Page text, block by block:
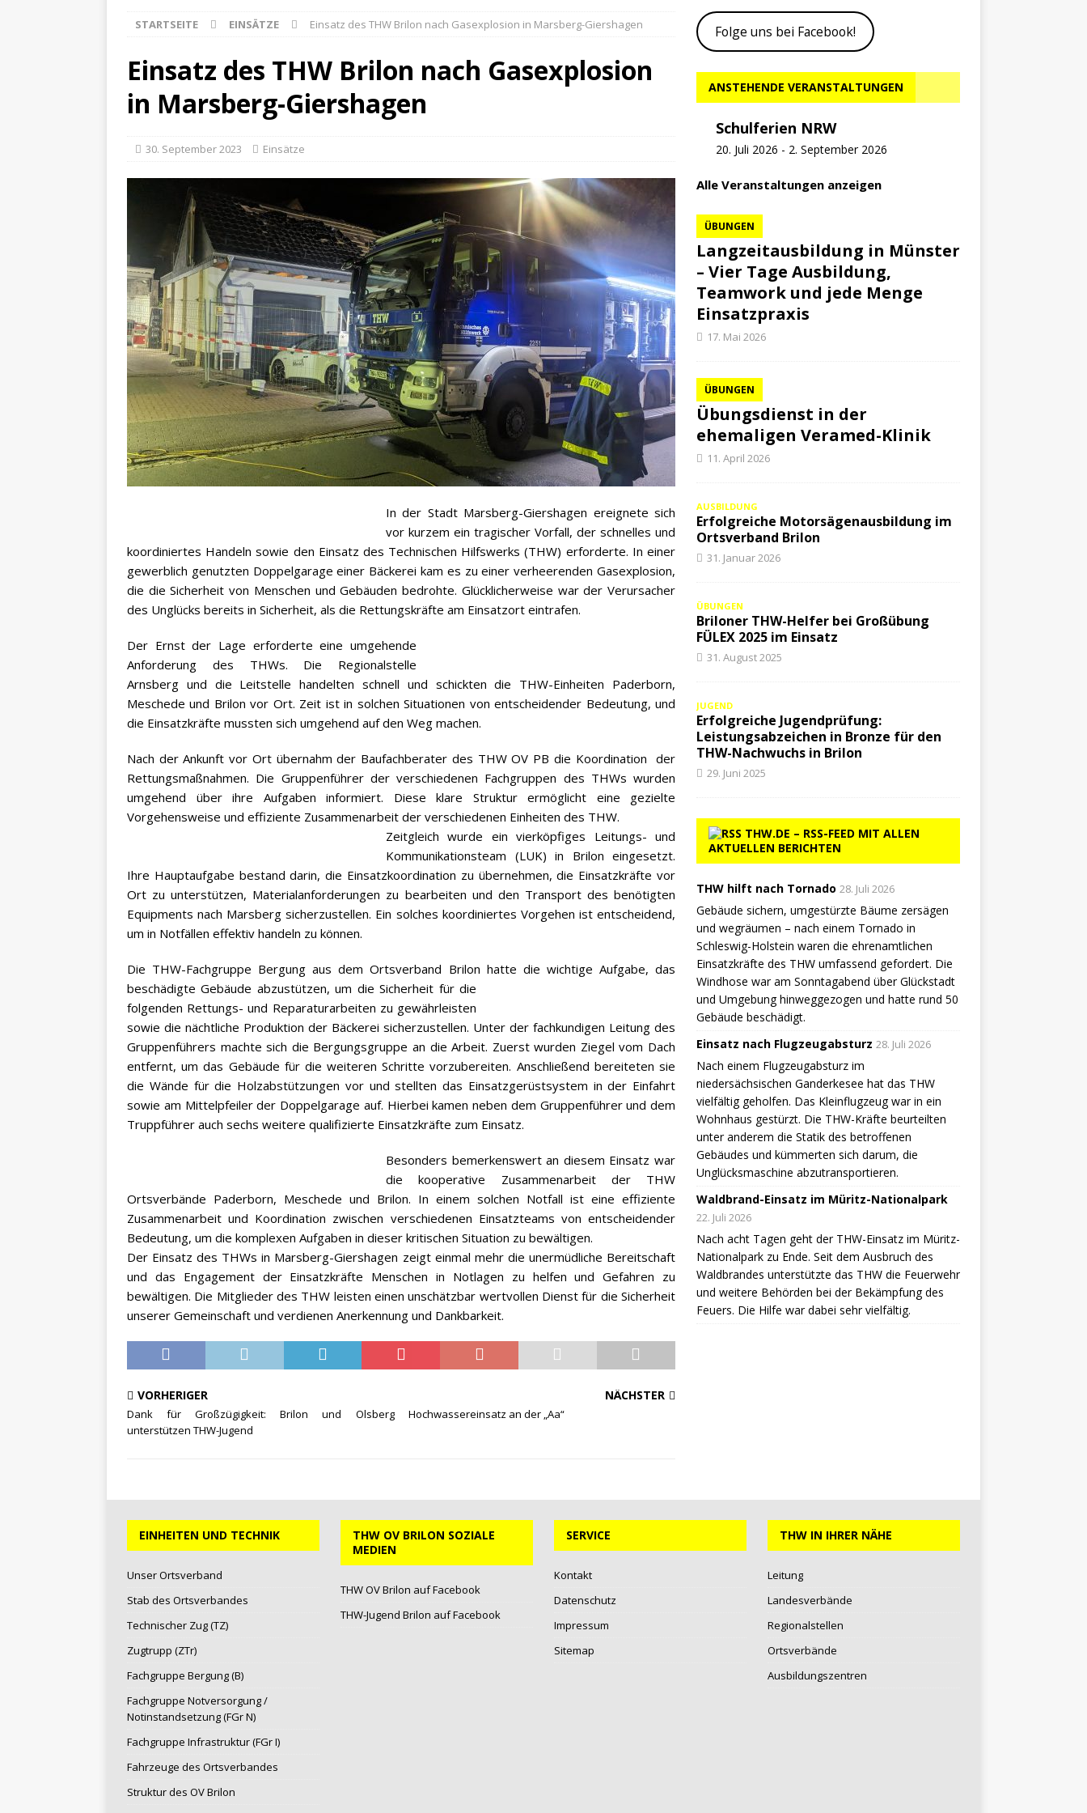
STARTSEITE EINSÄTZE Einsatz des THW Brilon nach Gasexplosion in Marsberg-Giershagen
Einsatz des THW Brilon nach Gasexplosion
in Marsberg-Giershagen
30. September 2023 Einsätze
In der Stadt Marsberg-Giershagen ereignete sich
vor kurzem ein tragischer Vorfall, der schnelles und
koordiniertes Handeln sowie den Einsatz des Technischen Hilfswerks (THW) erforderte. In einer
gewerblich genutzten Doppelgarage einer Bäckerei kam es zu einer verheerenden Gasexplosion,
die die Sicherheit von Menschen und Gebäuden bedrohte. Glücklicherweise war der Verursacher
des Unglücks bereits in Sicherheit, als die Rettungskräfte am Einsatzort eintrafen.
Der Ernst der Lage erforderte eine umgehende
Anforderung des THWs. Die Regionalstelle
Arnsberg und die Leitstelle handelten schnell und schickten die THW-Einheiten Paderborn,
Meschede und Brilon vor Ort. Zeit ist in solchen Situationen von entscheidender Bedeutung, und
die Einsatzkräfte mussten sich umgehend auf den Weg machen.
Nach der Ankunft vor Ort übernahm der Baufachberater des THW OV PB die Koordination der
Rettungsmaßnahmen. Die Gruppenführer der verschiedenen Fachgruppen des THWs wurden
umgehend über ihre Aufgaben informiert. Diese klare Struktur ermöglicht eine gezielte
Vorgehensweise und effiziente Zusammenarbeit der verschiedenen Einheiten des THW.
Zeitgleich wurde ein vierköpfiges Leitungs- und
Kommunikationsteam (LUK) in Brilon eingesetzt.
Ihre Hauptaufgabe bestand darin, die Einsatzkoordination zu übernehmen, die Einsatzkräfte vor
Ort zu unterstützen, Materialanforderungen zu bearbeiten und den Transport des benötigten
Equipments nach Marsberg sicherzustellen. Ein solches koordiniertes Vorgehen ist entscheidend,
um in Notfällen effektiv handeln zu können.
Die THW-Fachgruppe Bergung aus dem Ortsverband Brilon hatte die wichtige Aufgabe, das
beschädigte Gebäude abzustützen, um die Sicherheit für die
folgenden Rettungs- und Reparaturarbeiten zu gewährleisten
sowie die nächtliche Produktion der Bäckerei sicherzustellen. Unter der fachkundigen Leitung des
Gruppenführers machte sich die Bergungsgruppe an die Arbeit. Zuerst wurden Ziegel vom Dach
entfernt, um das Gebäude für die weiteren Schritte vorzubereiten. Anschließend bereiteten sie
die Wände für die Holzabstützungen vor und stellten das Einsatzgerüstsystem in der Einfahrt
sowie am Mittelpfeiler der Doppelgarage auf. Hierbei kamen neben dem Gruppenführer und dem
Truppführer auch sechs weitere qualifizierte Einsatzkräfte zum Einsatz.
Besonders bemerkenswert an diesem Einsatz war
die kooperative Zusammenarbeit der THW
Ortsverbände Paderborn, Meschede und Brilon. In einem solchen Notfall ist eine effiziente
Zusammenarbeit und Koordination zwischen verschiedenen Einsatzteams von entscheidender
Bedeutung, um die komplexen Aufgaben in dieser kritischen Situation zu bewältigen.
Der Einsatz des THWs in Marsberg-Giershagen zeigt einmal mehr die unermüdliche Bereitschaft
und das Engagement der Einsatzkräfte Menschen in Notlagen zu helfen und Gefahren zu
bewältigen. Die Mitglieder des THW leisten einen unschätzbar wertvollen Dienst für die Sicherheit
unserer Gemeinschaft und verdienen Anerkennung und Dankbarkeit.
VORHERIGER
Dank für Großzügigkeit: Brilon und Olsberg
unterstützen THW-Jugend
NÄCHSTER
Hochwassereinsatz an der „Aa“
Folge uns bei Facebook!
ANSTEHENDE VERANSTALTUNGEN
Schulferien NRW
20. Juli 2026 - 2. September 2026
Alle Veranstaltungen anzeigen
Langzeitausbildung in Münster
– Vier Tage Ausbildung,
Teamwork und jede Menge
Einsatzpraxis
ÜBUNGEN
17. Mai 2026
Übungsdienst in der
ehemaligen Veramed-Klinik
ÜBUNGEN
11. April 2026
AUSBILDUNG
Erfolgreiche Motorsägenausbildung im
Ortsverband Brilon
31. Januar 2026
ÜBUNGEN
Briloner THW-Helfer bei Großübung
FÜLEX 2025 im Einsatz
31. August 2025
JUGEND
Erfolgreiche Jugendprüfung:
Leistungsabzeichen in Bronze für den
THW-Nachwuchs in Brilon
29. Juni 2025
THW.DE – RSS-FEED MIT ALLEN
AKTUELLEN BERICHTEN
THW hilft nach Tornado 28. Juli 2026
Gebäude sichern, umgestürzte Bäume zersägen
und wegräumen – nach einem Tornado in
Schleswig-Holstein waren die ehrenamtlichen
Einsatzkräfte des THW umfassend gefordert. Die
Windhose war am Sonntagabend über Glückstadt
und Umgebung hinweggezogen und hatte rund 50
Gebäude beschädigt.
Einsatz nach Flugzeugabsturz 28. Juli 2026
Nach einem Flugzeugabsturz im
niedersächsischen Ganderkesee hat das THW
vielfältig geholfen. Das Kleinflugzeug war in ein
Wohnhaus gestürzt. Die THW-Kräfte beurteilten
unter anderem die Statik des betroffenen
Gebäudes und kümmerten sich darum, die
Unglücksmaschine abzutransportieren.
Waldbrand-Einsatz im Müritz-Nationalpark
22. Juli 2026
Nach acht Tagen geht der THW-Einsatz im Müritz-
Nationalpark zu Ende. Seit dem Ausbruch des
Waldbrandes unterstützte das THW die Feuerwehr
und weitere Behörden bei der Bekämpfung des
Feuers. Die Hilfe war dabei sehr vielfältig.
EINHEITEN UND TECHNIK
Unser Ortsverband
Stab des Ortsverbandes
Technischer Zug (TZ)
Zugtrupp (ZTr)
Fachgruppe Bergung (B)
Fachgruppe Notversorgung /
Notinstandsetzung (FGr N)
Fachgruppe Infrastruktur (FGr I)
Fahrzeuge des Ortsverbandes
Struktur des OV Brilon
THW OV BRILON SOZIALE
MEDIEN
THW OV Brilon auf Facebook
THW-Jugend Brilon auf Facebook
SERVICE
Kontakt
Datenschutz
Impressum
Sitemap
THW IN IHRER NÄHE
Leitung
Landesverbände
Regionalstellen
Ortsverbände
Ausbildungszentren